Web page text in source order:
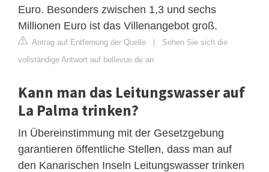
Euro. Besonders zwischen 1,3 und sechs
Millionen Euro ist das Villenangebot groß.
Antrag auf Entfernung der Quelle | Sehen Sie sich die
vollständige Antwort auf bellevue.de an
Kann man das Leitungswasser auf
La Palma trinken?
In Übereinstimmung mit der Gesetzgebung
garantieren öffentliche Stellen, dass man auf
den Kanarischen Inseln Leitungswasser trinken